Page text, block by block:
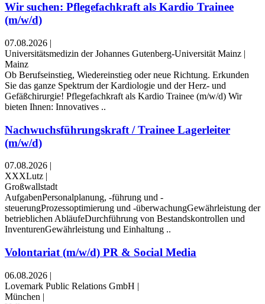
Wir suchen: Pflegefachkraft als Kardio Trainee
(m/w/d)
07.08.2026 |
Universitätsmedizin der Johannes Gutenberg-Universität Mainz |
Mainz
Ob Berufseinstieg, Wiedereinstieg oder neue Richtung. Erkunden
Sie das ganze Spektrum der Kardiologie und der Herz- und
Gefäßchirurgie! Pflegefachkraft als Kardio Trainee (m/w/d) Wir
bieten Ihnen: Innovatives ..
Nachwuchsführungskraft / Trainee Lagerleiter
(m/w/d)
07.08.2026 |
XXXLutz |
Großwallstadt
AufgabenPersonalplanung, -führung und -
steuerungProzessoptimierung und -überwachungGewährleistung der
betrieblichen AbläufeDurchführung von Bestandskontrollen und
InventurenGewährleistung und Einhaltung ..
Volontariat (m/w/d) PR & Social Media
06.08.2026 |
Lovemark Public Relations GmbH |
München |